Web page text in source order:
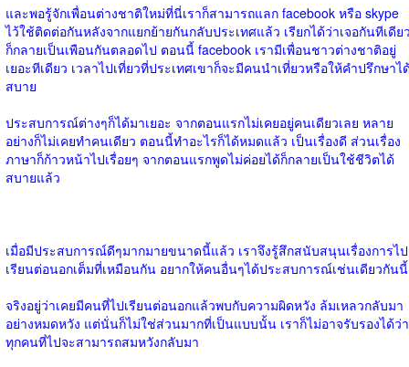
และพอรู้จักเพื่อนต่างชาติใหม่ที่นี่เราก็สามารถแลก facebook หรือ skype
ไว้ใช้ติดต่อกันหลังจากแยกย้ายกันกลับประเทศแล้ว เรียกได้ว่าเจอกันทีเดีย
ก็กลายเป็นเพือนกันตลอดไป ตอนนี้ facebook เรามีเพื่อนชาวต่างชาติอยู่
เยอะทีเดียว เวลาไปเที่ยวที่ประเทศเขาก็จะมีคนนำเที่ยวหรือให้คำปรึกษาไ
สบาย
ประสบการณ์ต่างๆก็ได้มาเยอะ จากตอนแรกไม่เคยอยู่คนเดียวเลย หลาย
อย่างก็ไม่เคยทำคนเดียว ตอนนี้ทำอะไรก็ได้หมดแล้ว เป็นเรื่องดี ส่วนเรื่อง
ภาษาก็ก้าวหน้าไปเรื่อยๆ จากตอนแรกพูดไม่ค่อยได้ก็กลายเป็นใช้ชีวิตได้
สบายแล้ว
เมื่อมีประสบการณ์ดีๆมากมายขนาดนี้แล้ว เราจึงรู้สึกสนับสนุนเรื่องการไป
เรียนต่อนอกเต็มที่เหมือนกัน อยากให้คนอื่นๆได้ประสบการณ์เช่นเดียวกันนี้
จริงอยู่ว่าเคยมีคนที่ไปเรียนต่อนอกแล้วพบกับความผิดหวัง ล้มเหลวกลับมา
อย่างหมดหวัง แต่นั่นก็ไม่ใช่ส่วนมากที่เป็นแบบนั้น เราก็ไม่อาจรับรองได้ว่า
ทุกคนที่ไปจะสามารถสมหวังกลับมา